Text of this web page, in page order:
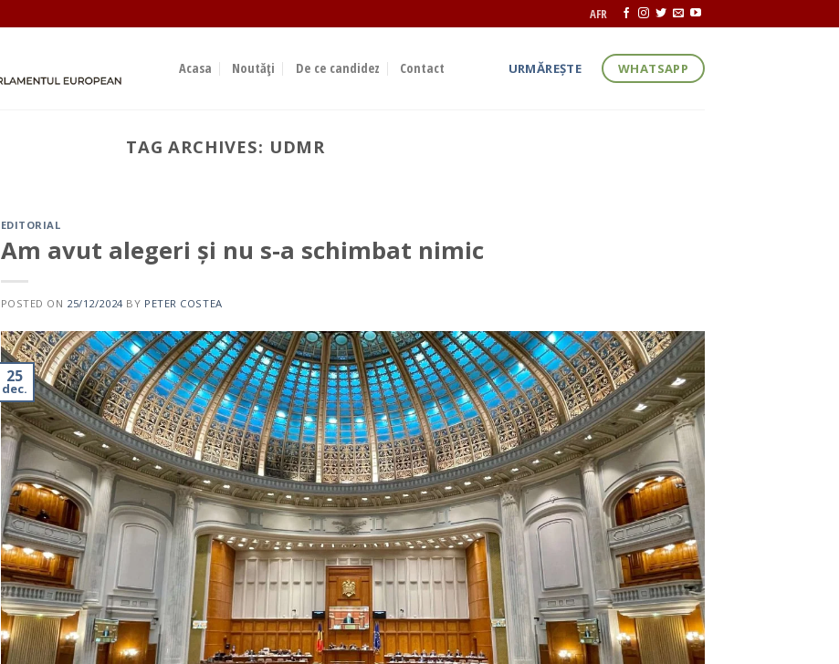
AFR
Acasa Noutăți De ce candidez Contact URMĂREȘTE WHATSAPP
TAG ARCHIVES: UDMR
Sondajele de opinie indică faptul că polul conservator format în jurul AUR, din
EDITORIAL
Am avut alegeri și nu s-a schimbat nimic
POSTED ON 25/12/2024BY PETER COSTEA
25
dec.